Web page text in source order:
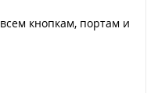
кнопкам, портам и